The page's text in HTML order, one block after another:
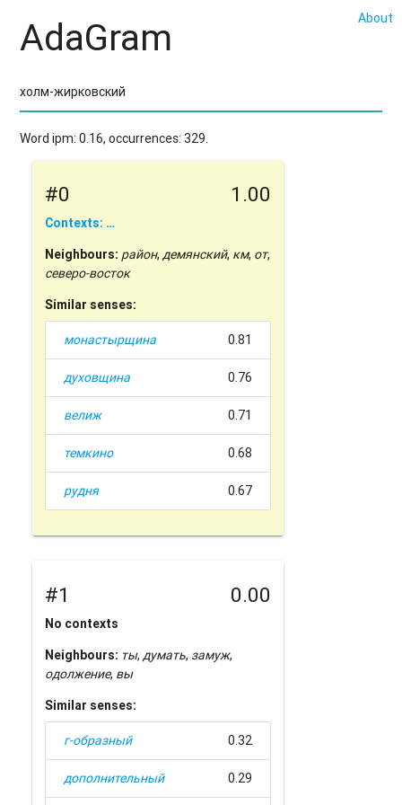
About
AdaGram
Word ipm: 0.16, occurrences: 329.
#0 1.00
Contexts: …
Neighbours: район,демянский, км, от,
северо-восток
Similar senses:
монастырщина 0.81
духовщина 0.76
велиж 0.71
темкино 0.68
рудня 0.67
#1 0.00
No contexts
Neighbours: ты,думать, замуж,
одолжение, вы
Similar senses:
г-образный 0.32
дополнительный 0.29